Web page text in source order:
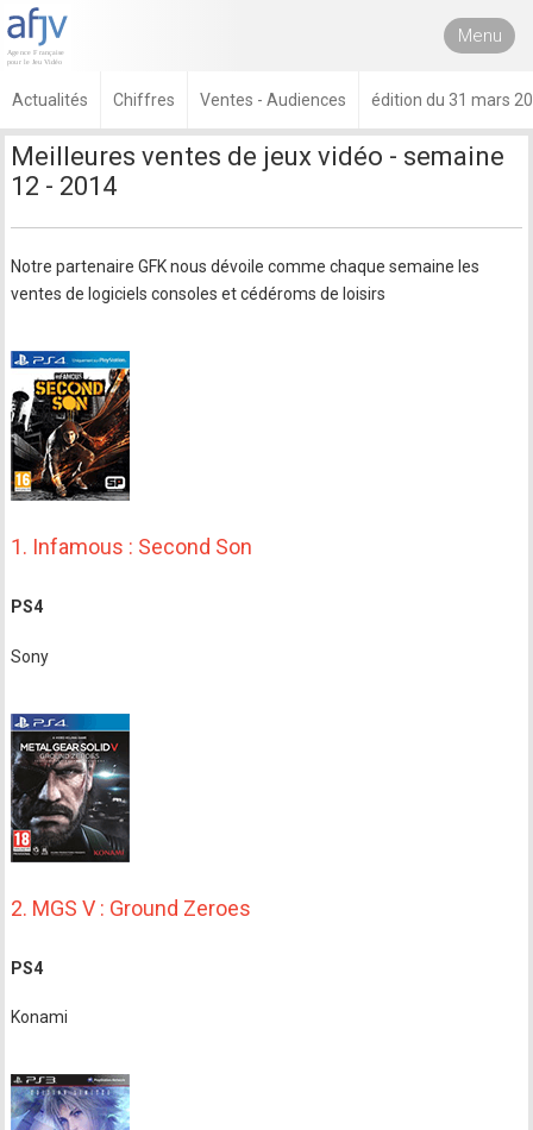
Menu
Actualités Chiffres Ventes - Audiences édition du 31 mars
Meilleures ventes de jeux vidéo - semaine
12 - 2014
Notre partenaire GFK nous dévoile comme chaque semaine les
ventes de logiciels consoles et cédéroms de loisirs
1. Infamous : Second Son
PS4
Sony
2. MGS V : Ground Zeroes
PS4
Konami